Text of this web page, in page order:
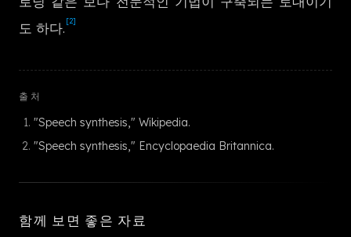
도 하다. [2]
출처
"Speech synthesis," Wikipedia.
"Speech synthesis," Encyclopaedia Britannica.
함께 보면 좋은 자료